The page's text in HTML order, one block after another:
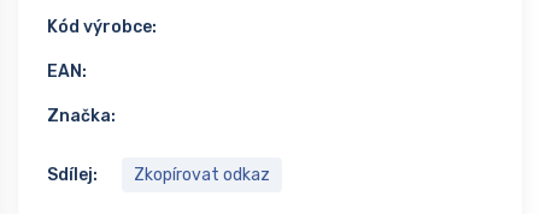
Kód výrobce:
EAN:
Značka:
Sdílej: Zkopírovat odkaz